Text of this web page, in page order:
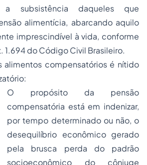
a subsistência daqueles que
alimentícia, abarcando aquilo
imprescindível à vida, conforme
1.694 do Código Civil Brasileiro.
alimentos compensatórios é nítido
O propósito da pensão
compensatória está em indenizar,
por tempo determinado ou não, o
desequilíbrio econômico gerado
pela brusca perda do padrão
socioeconômico do cônjuge